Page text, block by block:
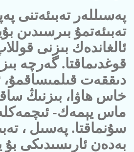
پەسىللەر تەبىئەتنى
تەبىئەتمۇ بىرسىدىن
ئالغاندەك بىزنى
قوغدىماقتا. گەرچە
دىققەت قىلمىساقمۇ،
خاس ھاۋا، بىزنىڭ
ماس يېمەك-
سۇنماقتا. پەسىل ،
بەدەن ئارىسىدىكى بۇ